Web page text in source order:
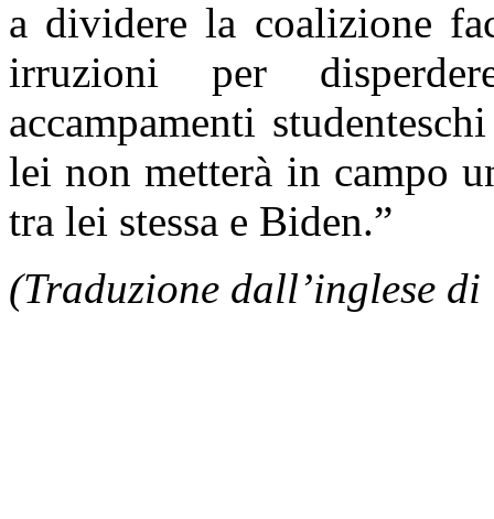
a dividere la coalizione
irruzioni per
accampamenti
lei non metterà in campo
tra lei stessa e Biden.”
(Traduzione dall’inglese